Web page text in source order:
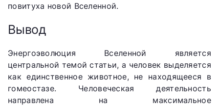
повитуха новой Вселенной.
Вывод
Энергоэволюция Вселенной является
центральной темой статьи, а человек выделяется
как единственное животное, не находящееся в
гомеостазе. Человеческая деятельность
направлена на максимальное